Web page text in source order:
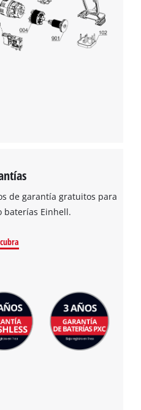
de garantía gratuitos para
baterías Einhell.